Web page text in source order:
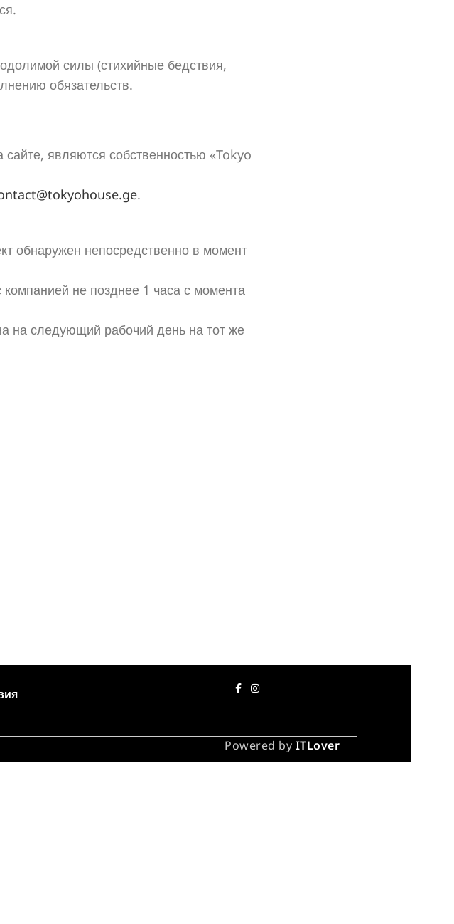
силы (стихийные бедствия,
обязательств.
являются собственностью «Tokyo
.
обнаружен непосредственно в момент
не позднее 1 часа с момента
на следующий рабочий день на тот же
Powered by ITLover